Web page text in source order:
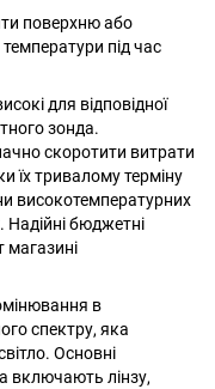
поверхню або
під час
для відповідної
зонда.
скоротити витрати
їх тривалому терміну
високотемпературних
бюджетні
магазині
в
спектру, яка
Основні
включають лінзу,